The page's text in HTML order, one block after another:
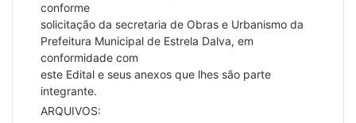
conforme
solicitação da secretaria de Obras e Urbanismo da
Prefeitura Municipal de Estrela Dalva, em
conformidade com
este Edital e seus anexos que lhes são parte
integrante.
ARQUIVOS: